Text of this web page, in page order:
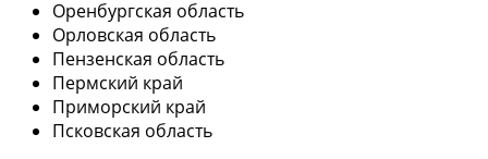
Оренбургская область
Орловская область
Пензенская область
Пермский край
Приморский край
Псковская область